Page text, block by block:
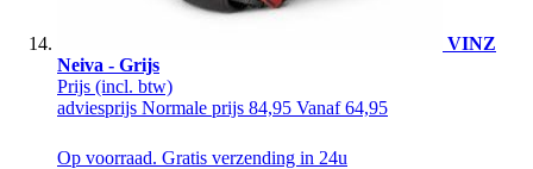
VINZ
Neiva - Grijs
Prijs (incl. btw)
adviesprijs Normale prijs 84,95 Vanaf 64,95
Op voorraad. Gratis verzending in 24u